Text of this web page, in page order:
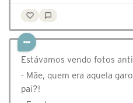
Estávamos vendo fotos
- Mãe, quem era aquela
pai?!